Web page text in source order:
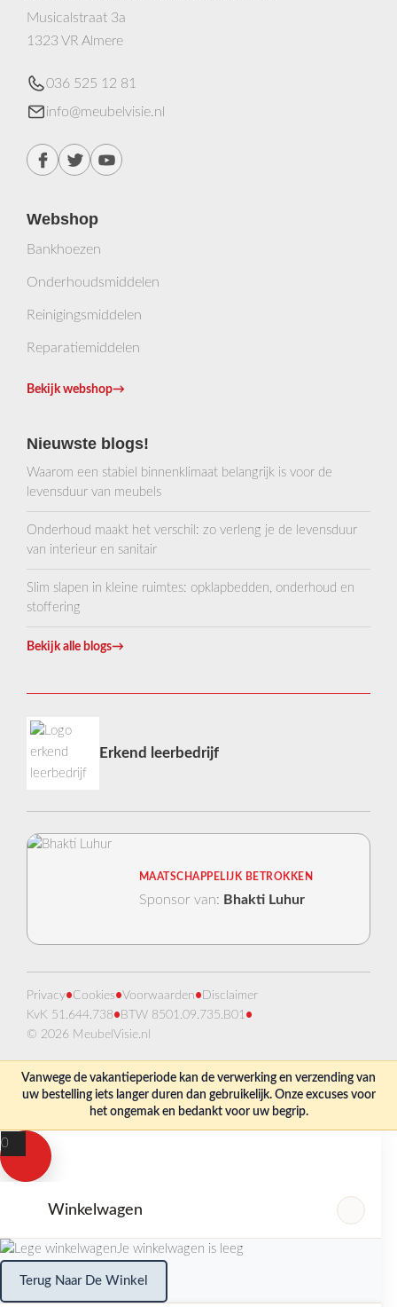
Musicalstraat 3a
1323 VR Almere
036 525 12 81
info@meubelvisie.nl
Webshop
Bankhoezen
Onderhoudsmiddelen
Reinigingsmiddelen
Reparatiemiddelen
Bekijk webshop→
Nieuwste blogs!
Waarom een stabiel binnenklimaat belangrijk is voor de
levensduur van meubels
Onderhoud maakt het verschil: zo verleng je de levensduur
van interieur en sanitair
Slim slapen in kleine ruimtes: opklapbedden, onderhoud en
stoffering
Bekijk alle blogs→
Erkend leerbedrijf
MAATSCHAPPELIJK BETROKKEN
Sponsor van: Bhakti Luhur
Privacy•Cookies•Voorwaarden• Disclaimer
KvK 51.644.738• BTW 8501.09.735.B01•
© 2026 MeubelVisie.nl
Vanwege de vakantieperiode kan de verwerking en verzending van
uw bestelling iets langer duren dan gebruikelijk. Onze excuses voor
het ongemak en bedankt voor uw begrip.
0
Winkelwagen
Je winkelwagen is leeg
Terug Naar De Winkel